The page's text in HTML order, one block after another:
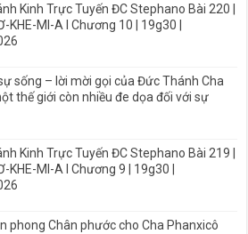
Kinh Trực Tuyến ĐC Stephano Bài 220 |
KHE-MI-A I Chương 10 | 19g30 |
sống – lời mời gọi của Đức Thánh Cha
thế giới còn nhiều đe dọa đối với sự
Kinh Trực Tuyến ĐC Stephano Bài 219 |
KHE-MI-A I Chương 9 | 19g30 |
phong Chân phước cho Cha Phanxicô